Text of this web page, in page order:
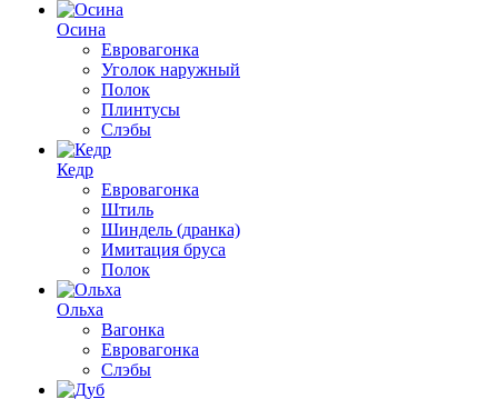
Осина
Евровагонка
Уголок наружный
Полок
Плинтусы
Слэбы
Кедр
Евровагонка
Штиль
Шиндель (дранка)
Имитация бруса
Полок
Ольха
Вагонка
Евровагонка
Слэбы